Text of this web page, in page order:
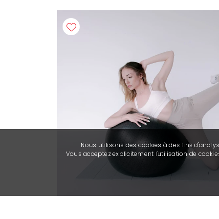
Nous utilisons des cookies à des fins
Vous acceptez explicitement l'utilisation de